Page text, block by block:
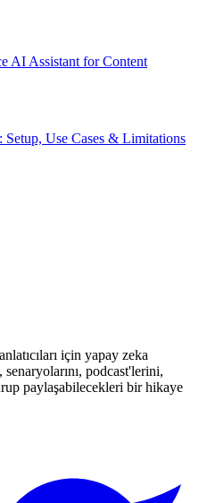
AI Assistant for Content
Use Cases & Limitations
için yapay zeka
podcast'lerini,
paylaşabilecekleri bir hikaye